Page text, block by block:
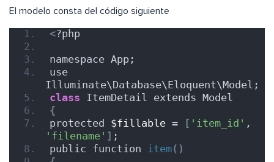
El modelo consta del código siguiente
<?php
namespace App;
use
Illuminate\Database\Eloquent\Model;
class ItemDetail extends Model
{
protected $fillable = [ 'item_id'
'filename' ] ;
public function item()